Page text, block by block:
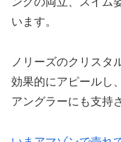
います。
ノリーズのクリスタ
効果的にアピールし
アングラーにも支持